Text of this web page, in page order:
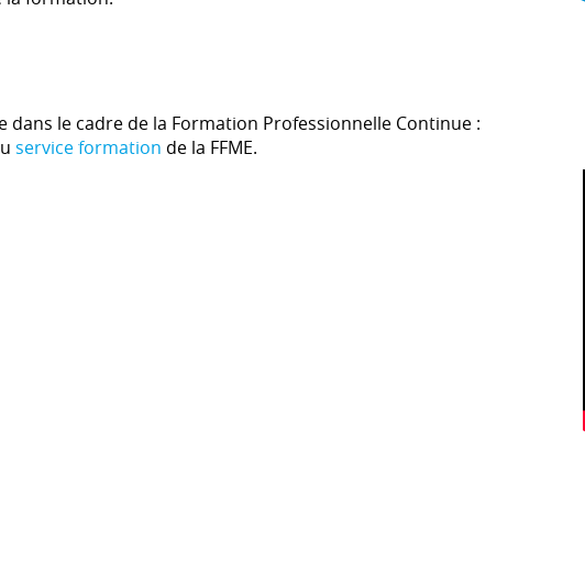
dans le cadre de la Formation Professionnelle Continue :
service formation de la FFME.